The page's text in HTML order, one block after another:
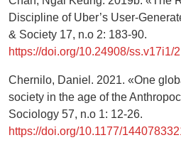
Discipline of Uber’s User-
& Society 17, n.o 2: 183-90.
https://doi.org/10.24908/ss.v17i1/
Chernilo, Daniel. 2021. «One
society in the age of the
Sociology 57, n.o 1: 12-26.
https://doi.org/10.1177/